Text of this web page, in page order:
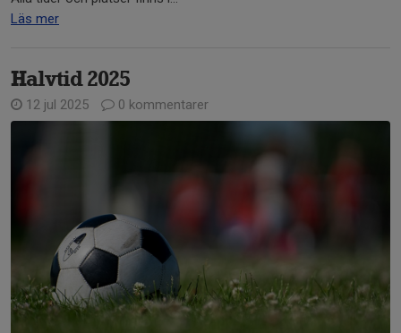
Läs mer
Halvtid 2025
12 jul 2025 0 kommentarer